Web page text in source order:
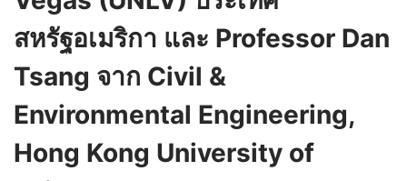
สหรัฐอเมริกา และ Professor Dan
Tsang จาก Civil &
Environmental Engineering,
Hong Kong University of